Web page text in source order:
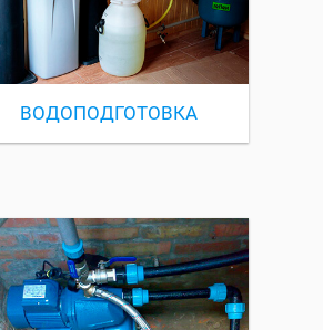
ВОДОПОДГОТОВКА